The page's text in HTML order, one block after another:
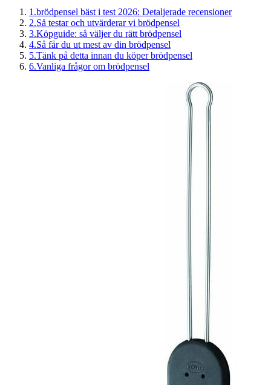
1 .brödpensel bäst i test 2026: Detaljerade recensioner
2.Så testar och utvärderar vi brödpensel
3.Köpguide: så väljer du rätt brödpensel
4.Så får du ut mest av din brödpensel
5.Tänk på detta innan du köper brödpensel
6.Vanliga frågor om brödpensel